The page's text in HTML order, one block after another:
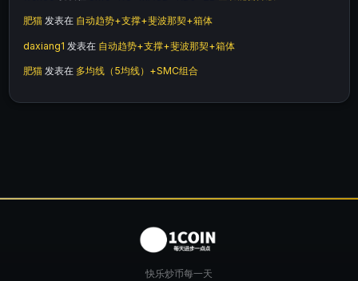
肥猫 发表在 自动趋势+支撑+斐波那契+箱体
daxiang1 发表在 自动趋势+支撑+斐波那契+箱体
肥猫 发表在 多均线（5均线）+SMC组合
快乐炒币每一天